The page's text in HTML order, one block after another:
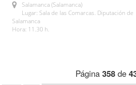
Salamanca (Salamanca)
Lugar: Sala de las Comarcas. Diputación de
Salamanca
Hora: 11.30 h.
Página 358de